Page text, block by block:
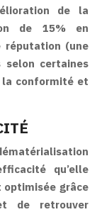
de la
de 15% en
réputation (une
selon certaines
la conformité et
qu’elle
optimisée grâce
de retrouver